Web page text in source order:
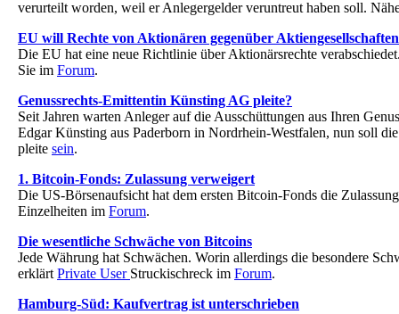
verurteilt worden, weil er Anlegergelder veruntreut haben soll.
EU will Rechte von Aktionären gegenüber
Die EU hat eine neue Richtlinie über Aktionärsrechte
Sie im Forum.
Genussrechts-Emittentin Künsting AG pleite?
Seit Jahren warten Anleger auf die Ausschüttungen aus Ihren
Edgar Künsting aus Paderborn in Nordrhein-Westfalen, nun soll
pleite sein.
1. Bitcoin-Fonds: Zulassung verweigert
Die US-Börsenaufsicht hat dem ersten Bitcoin-Fonds die
Einzelheiten im Forum.
Die wesentliche Schwäche von Bitcoins
Jede Währung hat Schwächen. Worin allerdings die besondere
erklärt Private User Struckischreck im Forum.
Hamburg-Süd: Kaufvertrag ist unterschrieben